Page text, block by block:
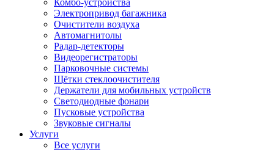
Комбо-устройства
Электропривод багажника
Очистители воздуха
Автомагнитолы
Радар-детекторы
Видеорегистраторы
Парковочные системы
Щётки стеклоочистителя
Держатели для мобильных устройств
Светодиодные фонари
Пусковые устройства
Звуковые сигналы
Услуги
Все услуги